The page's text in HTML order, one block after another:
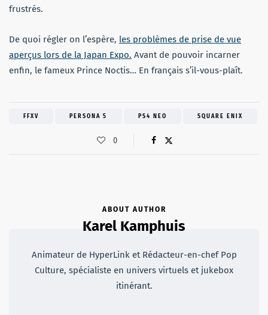
frustrés.
De quoi régler on l’espère, les problèmes de prise de vue
aperçus lors de la Japan Expo. Avant de pouvoir incarner
enfin, le fameux Prince Noctis… En français s’il-vous-plaît.
FFXV PERSONA 5 PS4 NEO SQUARE ENIX
0
ABOUT AUTHOR
Karel Kamphuis
Animateur de HyperLink et Rédacteur-en-chef Pop
Culture, spécialiste en univers virtuels et jukebox
itinérant.